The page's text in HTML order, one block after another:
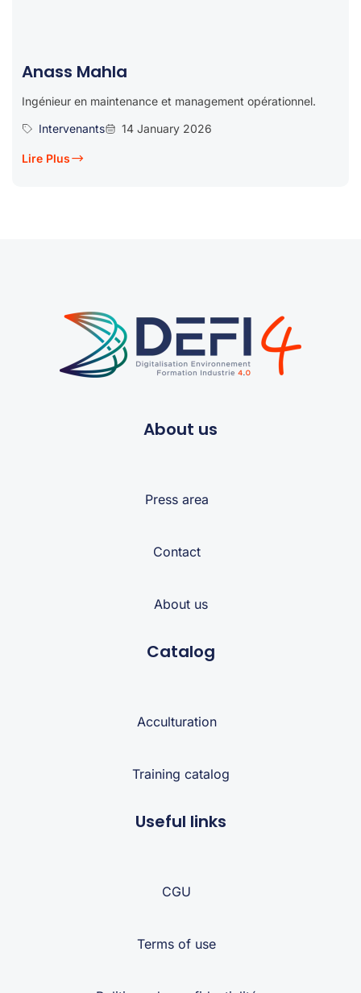
Anass Mahla
Ingénieur en maintenance et management opérationnel.
Intervenants
14 January 2026
Lire Plus
About us
Press area
Contact
About us
Catalog
Acculturation
Training catalog
Useful links
CGU
Terms of use